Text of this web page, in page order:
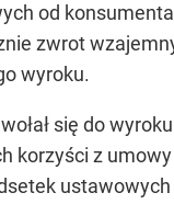
od
zwrot
wyroku.
się do
korzyści z